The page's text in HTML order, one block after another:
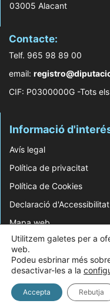
03005 Alacant
Contacte:
Telf. 965 98 89 00
email:
CIF: P0300000G -Tots
Informació
Avís legal
Política de privacitat
Política de Cookies
Declaració d'Accessibilitat
Mapa web
© 2026 Web Desenvolupada
Utilitzem galetes per a
web.
Podeu esbrinar més
desactivar-les a la
Accepta Rebutja